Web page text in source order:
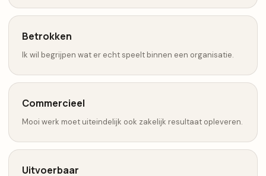
Betrokken
Ik wil begrijpen wat er echt speelt binnen een organisatie.
Commercieel
Mooi werk moet uiteindelijk ook zakelijk resultaat opleveren.
Uitvoerbaar